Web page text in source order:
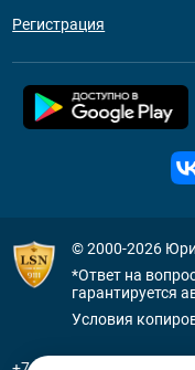
Регистрация
© 2000-2026
*Ответ на
гарантируется
Условия